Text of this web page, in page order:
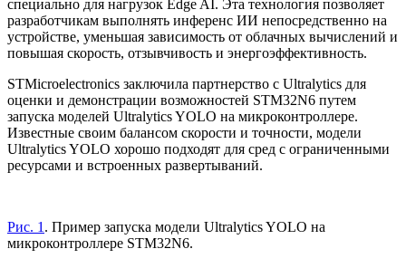
специально для нагрузок Edge AI. Эта технология позволяет
разработчикам выполнять инференс ИИ непосредственно на
устройстве, уменьшая зависимость от облачных вычислений и
повышая скорость, отзывчивость и энергоэффективность.
STMicroelectronics заключила партнерство с Ultralytics для
оценки и демонстрации возможностей STM32N6 путем
запуска моделей Ultralytics YOLO на микроконтроллере.
Известные своим балансом скорости и точности, модели
Ultralytics YOLO хорошо подходят для сред с ограниченными
ресурсами и встроенных развертываний.
Рис. 1 . Пример запуска модели Ultralytics YOLO на
микроконтроллере STM32N6.